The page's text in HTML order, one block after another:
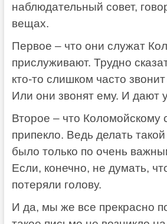
наблюдательный совет,
вещах.
Первое – что они служат
прислуживают. Трудно
кто-то слишком часто
Или они звонят ему. И дают
Второе – что Коломойскому
припекло. Ведь делать
было только по очень
Если, конечно, не думать,
потеряли голову.
И да, мы же все прекрасно